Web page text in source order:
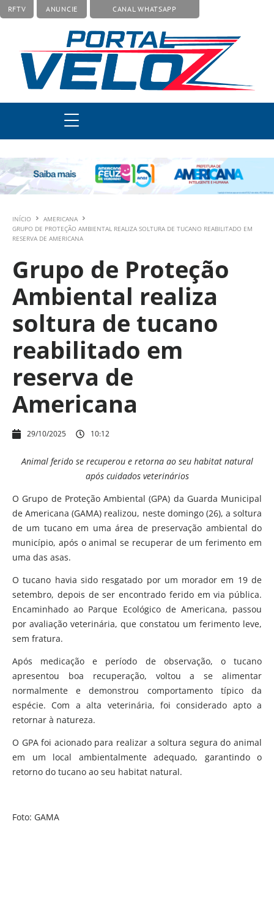
RFTV ANUNCIE CANAL WHATSAPP
INÍCIO
AMERICANA
GRUPO DE PROTEÇÃO AMBIENTAL REALIZA SOLTURA DE TUCANO REABILITADO EM
RESERVA DE AMERICANA
Grupo de Proteção
Ambiental realiza
soltura de tucano
reabilitado em
reserva de
Americana
29/10/2025 10:12
Animal ferido se recuperou e retorna ao seu habitat natural
após cuidados veterinários
O Grupo de Proteção Ambiental (GPA) da Guarda Municipal
de Americana (GAMA) realizou, neste domingo (26), a soltura
de um tucano em uma área de preservação ambiental do
município, após o animal se recuperar de um ferimento em
uma das asas.
O tucano havia sido resgatado por um morador em 19 de
setembro, depois de ser encontrado ferido em via pública.
Encaminhado ao Parque Ecológico de Americana, passou
por avaliação veterinária, que constatou um ferimento leve,
sem fratura.
Após medicação e período de observação, o tucano
apresentou boa recuperação, voltou a se alimentar
normalmente e demonstrou comportamento típico da
espécie. Com a alta veterinária, foi considerado apto a
retornar à natureza.
O GPA foi acionado para realizar a soltura segura do animal
em um local ambientalmente adequado, garantindo o
retorno do tucano ao seu habitat natural.
Foto: GAMA